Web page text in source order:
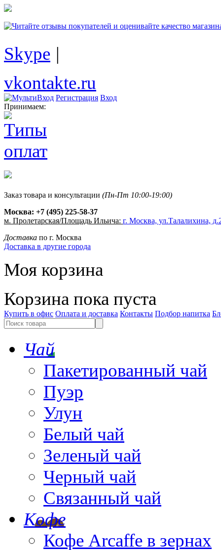
Skype |
vkontakte.ru
Регистрация Вход
Принимаем:
Заказ товара и консультации (Пн-Пт 10:00-19:00)
Москва: +7 (495) 225-58-37
м. Пролетарская/Площадь Ильича: г. Москва, ул.Талалихина,
Доставка по г. Москва
Доставка в другие города
Моя корзина
Корзина пока пуста
Купить в офис Оплата и доставка Контакты Подбор напитка
Чай
Пакетированный чай
Пуэр
Улун
Белый чай
Зеленый чай
Черный чай
Связанный чай
Кофе
Кофе Arcaffe в зернах